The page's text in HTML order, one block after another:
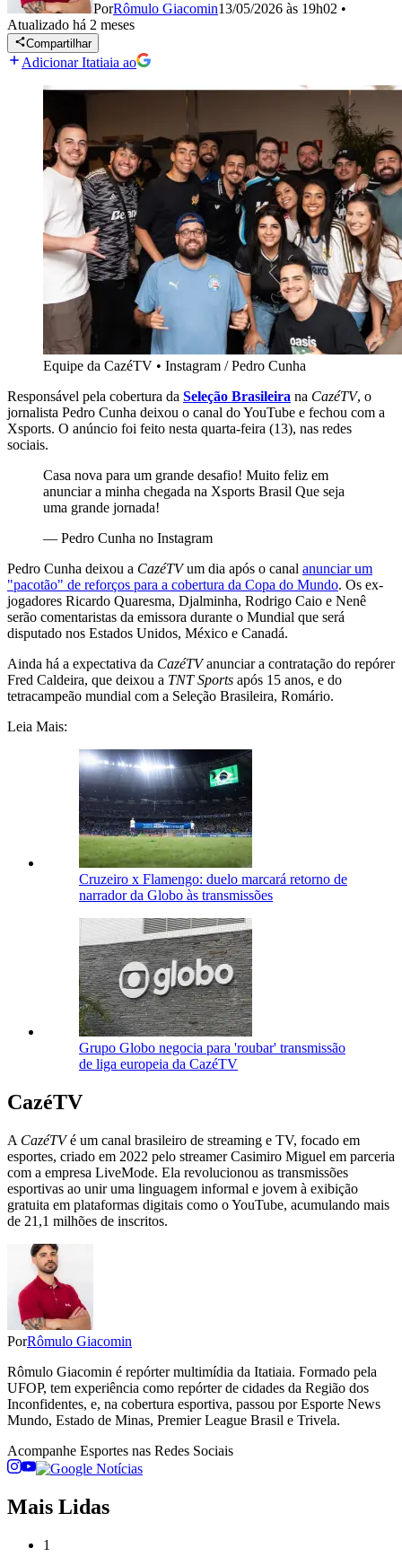
PorRômulo Giacomin13/05/2026 às 19h02 •
Atualizado há 2 meses
Compartilhar
Adicionar Itatiaia ao
Equipe da CazéTV • Instagram / Pedro Cunha
Responsável pela cobertura da Seleção Brasileira na CazéTV, o
jornalista Pedro Cunha deixou o canal do YouTube e fechou com a
Xsports. O anúncio foi feito nesta quarta-feira (13), nas redes
sociais.
Casa nova para um grande desafio! Muito feliz em
anunciar a minha chegada na Xsports Brasil Que seja
uma grande jornada!
— Pedro Cunha no Instagram
Pedro Cunha deixou a CazéTVum dia após o canal anunciar um
"pacotão" de reforços para a cobertura da Copa do Mundo. Os ex-
jogadores Ricardo Quaresma, Djalminha, Rodrigo Caio e Nenê
serão comentaristas da emissora durante o Mundial que será
disputado nos Estados Unidos, México e Canadá.
Ainda há a expectativa da CazéTVanunciar a contratação do repórer
Fred Caldeira, que deixou a TNT Sports após 15 anos, e do
tetracampeão mundial com a Seleção Brasileira, Romário.
Leia Mais:
Cruzeiro x Flamengo: duelo marcará retorno de
narrador da Globo às transmissões
Grupo Globo negocia para 'roubar' transmissão
de liga europeia da CazéTV
CazéTV
A CazéTVé um canal brasileiro de streaming e TV, focado em
esportes, criado em 2022 pelo streamer Casimiro Miguel em parceria
com a empresa LiveMode. Ela revolucionou as transmissões
esportivas ao unir uma linguagem informal e jovem à exibição
gratuita em plataformas digitais como o YouTube, acumulando mais
de 21,1 milhões de inscritos.
PorRômulo Giacomin
Rômulo Giacomin é repórter multimídia da Itatiaia. Formado pela
UFOP, tem experiência como repórter de cidades da Região dos
Inconfidentes, e, na cobertura esportiva, passou por Esporte News
Mundo, Estado de Minas, Premier League Brasil e Trivela.
Acompanhe Esportes nas Redes Sociais
Mais Lidas
1